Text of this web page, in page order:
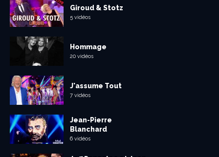
Giroud & Stotz
5 vidéos
Hommage
20 vidéos
J'assume Tout
7 vidéos
Jean-Pierre
Blanchard
6 vidéos